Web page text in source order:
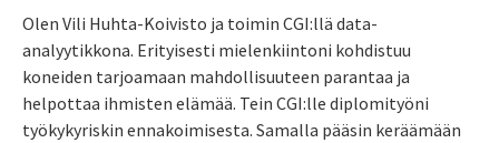
Olen Vili Huhta-Koivisto ja toimin CGI:llä data-
analyytikkona. Erityisesti mielenkiintoni kohdistuu
koneiden tarjoamaan mahdollisuuteen parantaa ja
helpottaa ihmisten elämää. Tein CGI:lle diplomityöni
työkykyriskin ennakoimisesta. Samalla pääsin keräämään